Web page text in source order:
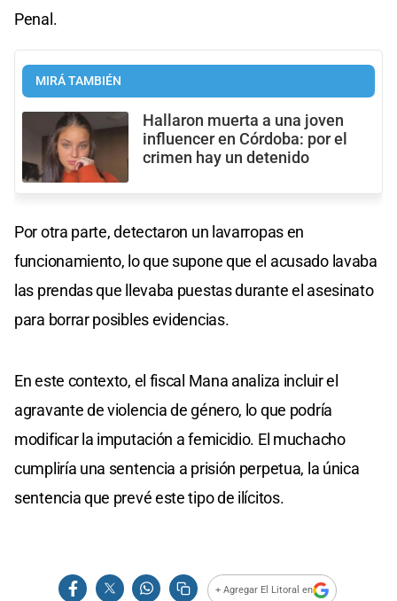
Penal.
MIRÁ TAMBIÉN
Hallaron muerta a una joven
influencer en Córdoba: por el
crimen hay un detenido
Por otra parte, detectaron un lavarropas en
funcionamiento, lo que supone que el acusado lavaba
las prendas que llevaba puestas durante el asesinato
para borrar posibles evidencias.
En este contexto, el fiscal Mana analiza incluir el
agravante de violencia de género, lo que podría
modificar la imputación a femicidio. El muchacho
cumpliría una sentencia a prisión perpetua, la única
sentencia que prevé este tipo de ilícitos.
+ Agregar El Litoral en